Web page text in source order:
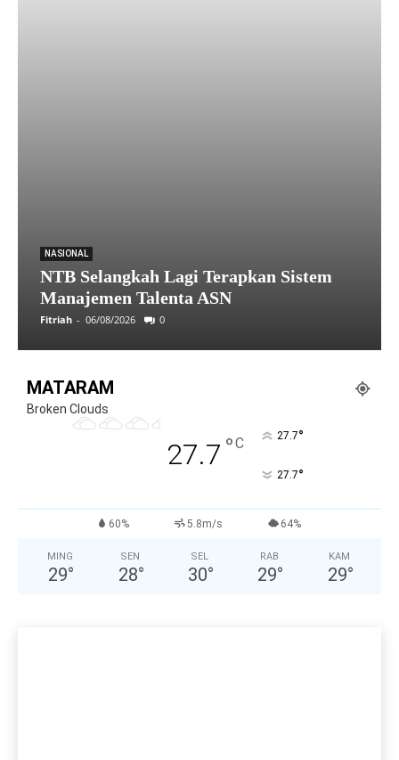
NASIONAL
NTB Selangkah Lagi Terapkan Sistem
Manajemen Talenta ASN
Fitriah - 06/08/2026 0
MATARAM
Broken Clouds
27.7 °C 27.7°
27.7°
60% 5.8m/s 64%
MING
29°
SEN
28°
SEL
30°
RAB
29°
KAM
29°